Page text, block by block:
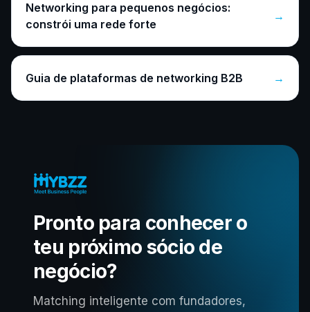
Networking para pequenos negócios:
constrói uma rede forte
→
Guia de plataformas de networking B2B →
Pronto para conhecer o
teu próximo sócio de
negócio?
Matching inteligente com fundadores,